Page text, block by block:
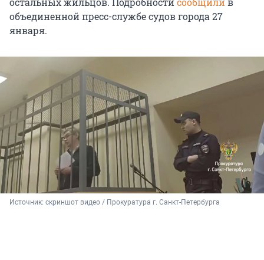
объединенной пресс-службе судов города 27
января.
Источник: скриншот видео / Прокуратура г. Санкт-Петербурга